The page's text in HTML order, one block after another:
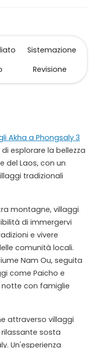
Sistemazione
Revisione
Akha a Phongsaly 3
esplorare la bellezza
del Laos, con un
tradizionali
montagne, villaggi
di immergervi
e vivere
comunità locali.
Nam Ou, seguita
come Paicho e
notte con famiglie
attraverso villaggi
sosta
Un'esperienza